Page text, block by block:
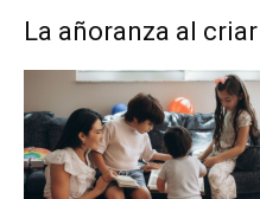
La añoranza al